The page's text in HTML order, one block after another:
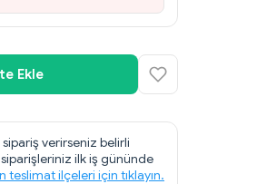
Ekle
verirseniz belirli
ilk iş gününde
teslimat ilçeleri için tıklayın.